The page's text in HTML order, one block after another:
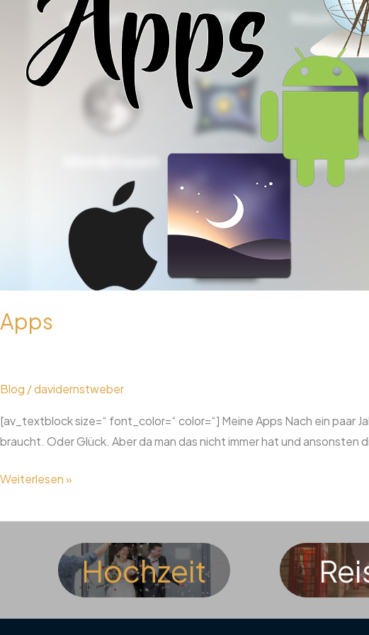
Apps
Blog /davidernstweber
[av_textblock size=“ font_color=“ color=“] Meine Apps Nach ein paar
braucht. Oder Glück. Aber da man das nicht immer hat und ansonsten
Apps
Weiterlesen »
Hochzeit